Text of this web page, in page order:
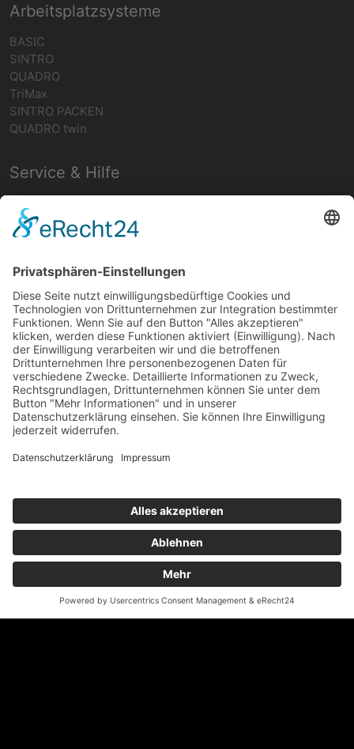
Arbeitsplatzsysteme
BASIC
SINTRO
QUADRO
TriMax
SINTRO PACKEN
QUADRO twin
Service & Hilfe
Montageservice
Downloads
Schrank- und Regalsysteme
ESD-Stahlschränke
ROLLCONTAINER
Fachregal ESD aus Stahl - ESD Fachregale
Regalsystem für Euronormbehälter
Holzprogramm
Netzwerk
Deutsches ESD-Netzwerk
FIFO-Regale
FIFO-GRUNDREGAL
FIFO-Anbauregal
FIFO-Rückführung